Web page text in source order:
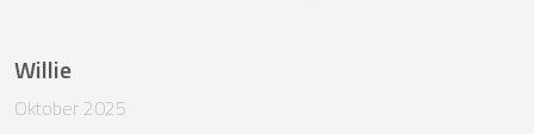
Willie
Oktober 2025